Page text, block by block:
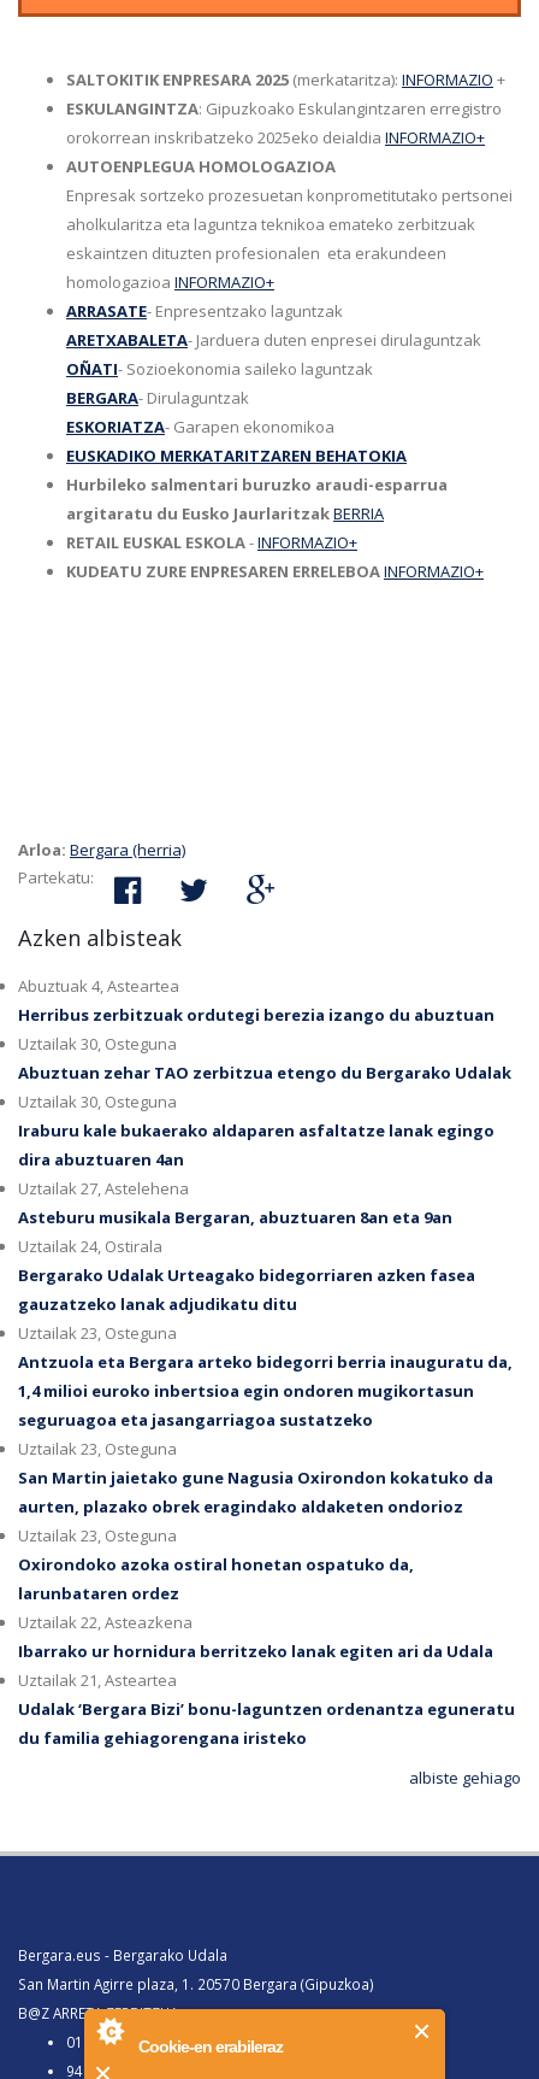
Cookie-en erabileraz
SALTOKITIK ENPRESARA 2025 (merkataritza): INFORMAZIO +
ESKULANGINTZA: Gipuzkoako Eskulangintzaren erregistro
orokorrean inskribatzeko 2025eko deialdia INFORMAZIO+
AUTOENPLEGUA HOMOLOGAZIOA
Enpresak sortzeko prozesuetan konprometitutako pertsonei
aholkularitza eta laguntza teknikoa emateko zerbitzuak
eskaintzen dituzten profesionalen eta erakundeen
homologazioa INFORMAZIO+
ARRASATE- Enpresentzako laguntzak
ARETXABALETA- Jarduera duten enpresei dirulaguntzak
OÑATI- Sozioekonomia saileko laguntzak
BERGARA- Dirulaguntzak
ESKORIATZA- Garapen ekonomikoa
EUSKADIKO MERKATARITZAREN BEHATOKIA
Hurbileko salmentari buruzko araudi-esparrua
argitaratu du Eusko JaurlaritzakBERRIA
RETAIL EUSKAL ESKOLA-INFORMAZIO+
KUDEATU ZURE ENPRESAREN ERRELEBOAINFORMAZIO+
Arloa: Bergara (herria)
Partekatu:
Azken albisteak
Abuztuak 4, Asteartea
Herribus zerbitzuak ordutegi berezia izango du abuztuan
Uztailak 30, Osteguna
Abuztuan zehar TAO zerbitzua etengo du Bergarako Udalak
Uztailak 30, Osteguna
Iraburu kale bukaerako aldaparen asfaltatze lanak egingo
dira abuztuaren 4an
Uztailak 27, Astelehena
Asteburu musikala Bergaran, abuztuaren 8an eta 9an
Uztailak 24, Ostirala
Bergarako Udalak Urteagako bidegorriaren azken fasea
gauzatzeko lanak adjudikatu ditu
Uztailak 23, Osteguna
Antzuola eta Bergara arteko bidegorri berria inauguratu da,
1,4 milioi euroko inbertsioa egin ondoren mugikortasun
seguruagoa eta jasangarriagoa sustatzeko
Uztailak 23, Osteguna
San Martin jaietako gune Nagusia Oxirondon kokatuko da
aurten, plazako obrek eragindako aldaketen ondorioz
Uztailak 23, Osteguna
Oxirondoko azoka ostiral honetan ospatuko da,
larunbataren ordez
Uztailak 22, Asteazkena
Ibarrako ur hornidura berritzeko lanak egiten ari da Udala
Uztailak 21, Asteartea
Udalak ‘Bergara Bizi’ bonu-laguntzen ordenantza eguneratu
du familia gehiagorengana iristeko
albiste gehiago
Bergara.eus - Bergarako Udala
San Martin Agirre plaza, 1. 20570 Bergara (Gipuzkoa)
B@Z ARRETA ZERBITZUA:
010, Bergaratik deituz gero
943 77 91 00, Bergaraz kanpotik deituz gero